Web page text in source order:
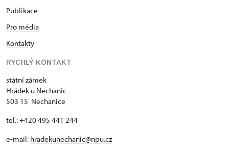
Publikace
Pro média
Kontakty
RYCHLÝ KONTAKT
státní zámek
Hrádek u Nechanic
503 15 Nechanice
tel.: +420 495 441 244
e-mail: hradekunechanic@npu.cz